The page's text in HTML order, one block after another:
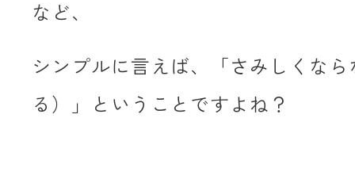
など、
シンプルに言えば、「さみしくな
る）」ということですよね？